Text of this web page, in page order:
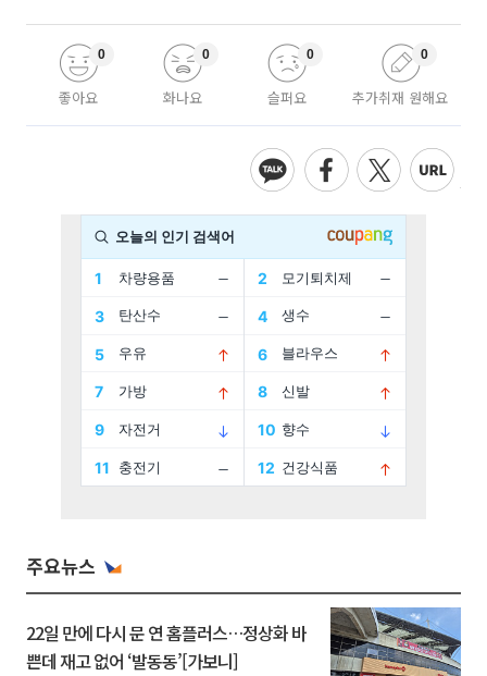
좋아요
0
화나요
0
슬퍼요
0
추가취재 원해요
0
주요뉴스
22일 만에 다시 문 연 홈플러스…정상화 바
쁜데 재고 없어 ‘발동동’[가보니]